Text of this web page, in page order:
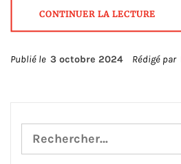
CONTINUER LA LECTURE
Publié le 3 octobre 2024 Rédigé par
Rechercher :